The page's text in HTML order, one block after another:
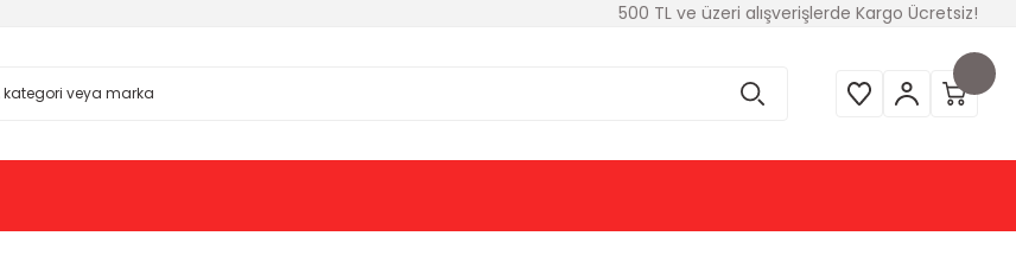
500 TL ve üzeri alışverişlerde Kargo Ücretsiz!